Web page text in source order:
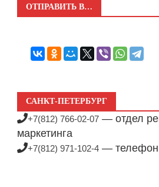
ОТПРАВИТЬ В…
САНКТ-ПЕТЕРБУРГ
+7(812) 766-02-07 — отдел
маркетинга
+7(812) 971-102-4 — телефон